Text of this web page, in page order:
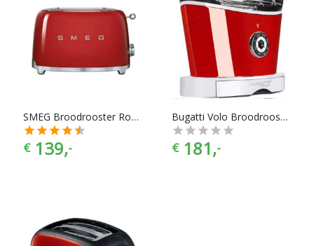
SMEG Broodrooster Rood 2x2
€ 139,-
Bugatti Volo Broodrooster
€ 181,-